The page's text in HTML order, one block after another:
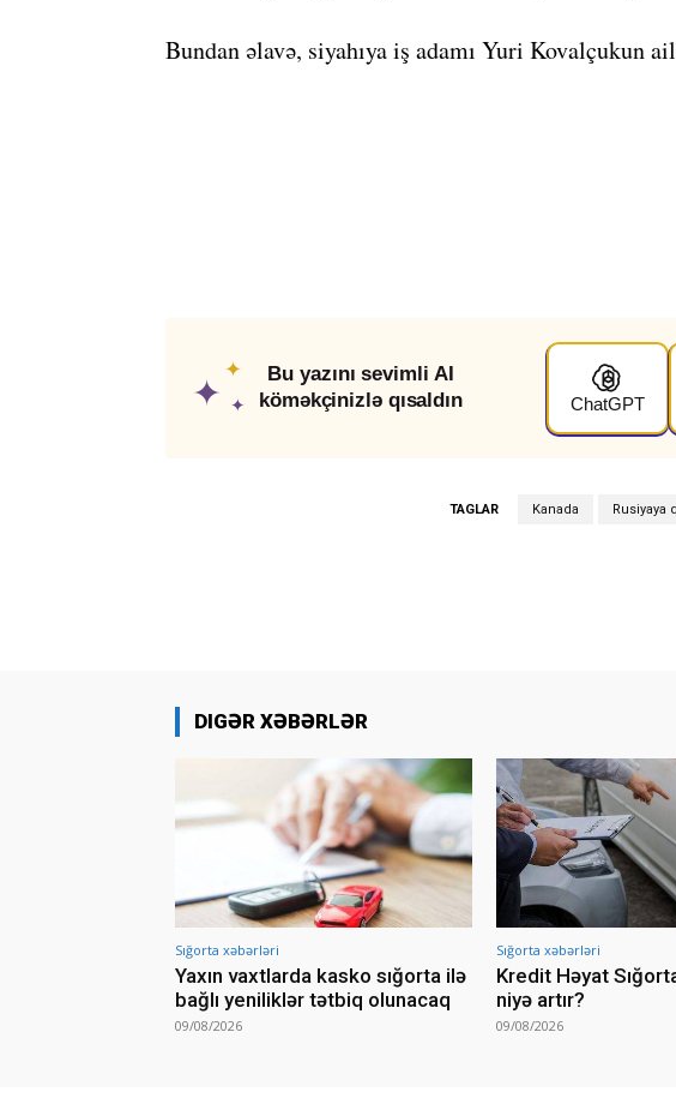
Bundan əlavə, siyahıya iş adamı Yuri Kovalçukun
✦
✦
✦
Bu yazını sevimli AI
köməkçinizlə qısaldın
ChatGPT
TAGLAR Kanada Rusiyaya
DIGƏR XƏBƏRLƏR
Sığorta xəbərləri
Yaxın vaxtlarda kasko sığorta ilə
bağlı yeniliklər tətbiq olunacaq
09/08/2026
Sığorta xəbərləri
Kredit Həyat
niyə artır?
09/08/2026